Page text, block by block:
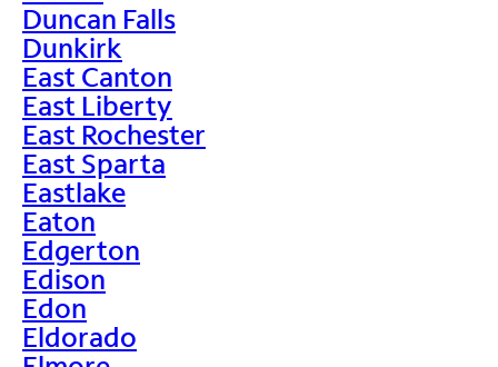
Duncan Falls
Dunkirk
East Canton
East Liberty
East Rochester
East Sparta
Eastlake
Eaton
Edgerton
Edison
Edon
Eldorado